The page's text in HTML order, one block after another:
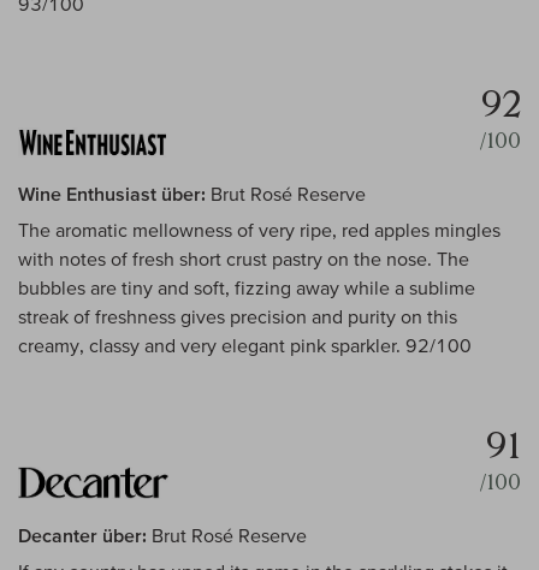
92
/100
Wine Enthusiast über: Brut Rosé Reserve
The aromatic mellowness of very ripe, red apples mingles
with notes of fresh short crust pastry on the nose. The
bubbles are tiny and soft, fizzing away while a sublime
streak of freshness gives precision and purity on this
creamy, classy and very elegant pink sparkler. 92/100
91
/100
Decanter über: Brut Rosé Reserve